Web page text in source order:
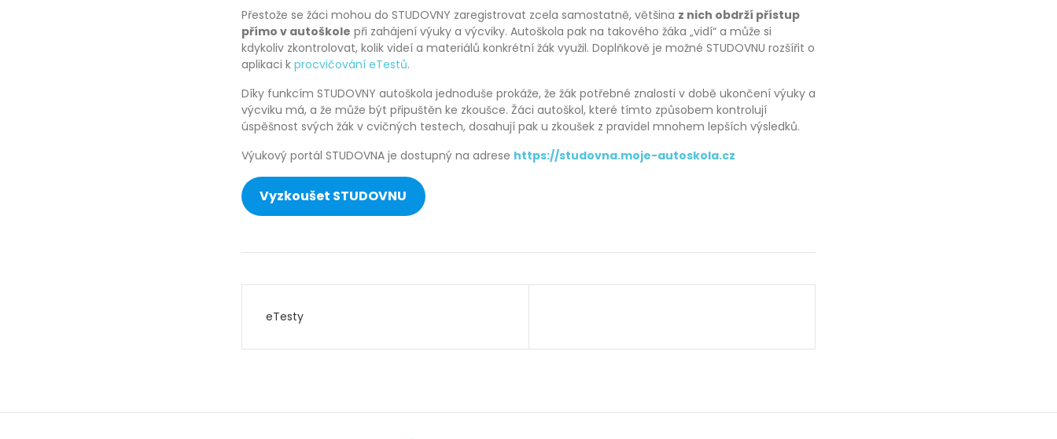
Přestože se žáci mohou do STUDOVNY zaregistrovat zcela samostatně, většina z nich obdrží přístup
přímo v autoškole při zahájení výuky a výcviky. Autoškola pak na takového žáka „vidí“ a může si
kdykoliv zkontrolovat, kolik videí a materiálů konkrétní žák využil. Doplňkově je možné STUDOVNU rozšířit o
aplikaci k procvičování eTestů.
Díky funkcím STUDOVNY autoškola jednoduše prokáže, že žák potřebné znalosti v době ukončení výuky a
výcviku má, a že může být připuštěn ke zkoušce. Žáci autoškol, které tímto způsobem kontrolují
úspěšnost svých žák v cvičných testech, dosahují pak u zkoušek z pravidel mnohem lepších výsledků.
Výukový portál STUDOVNA je dostupný na adrese https://studovna.moje-autoskola.cz
Vyzkoušet STUDOVNU
eTesty